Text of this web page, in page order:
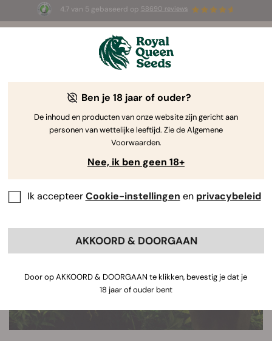
4.7 van 5 gebaseerd op 58690 reviews
3 White Widow Auto zaadjesGRATIS voor de
The RQS Blog
Cannabis Lifestyle Blogs
Ben je 18 jaar of ouder?
De inhoud en producten van onze website zijn gericht aan
personen van wettelijke leeftijd. Zie de Algemene
Voorwaarden.
Nee, ik ben geen 18+
Ik accepteerCookie-instellingen en privacybeleid
AKKOORD & DOORGAAN
Door op AKKOORD & DOORGAAN te klikken, bevestig je dat je
18 jaar of ouder bent